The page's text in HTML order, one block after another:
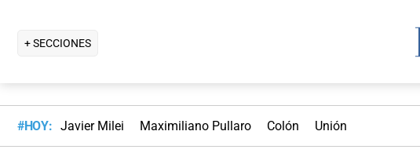
+ SECCIONES
#HOY: Javier Milei Maximiliano Pullaro Colón Unión